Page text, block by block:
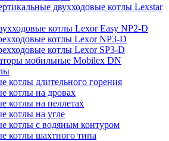
двухходовые котлы Lexstar
котлы Lexor Easy NP2-D
котлы Lexor NP3-D
котлы Lexor SP3-D
мобильные Mobilex DN
котлы длительного горения
котлы на дровах
котлы на пеллетах
котлы на угле
котлы с водяным контуром
котлы шахтного типа